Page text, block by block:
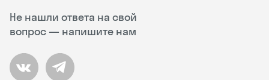
Не нашли ответа на свой
вопрос — напишите нам